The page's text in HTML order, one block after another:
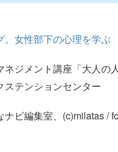
女性部下の心理を学ぶ
ジメント講座「大人の
テンションセンター
ビ編集室、(c)milatas /